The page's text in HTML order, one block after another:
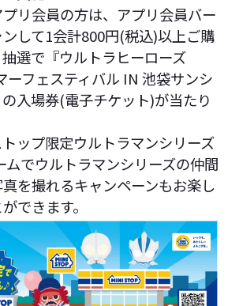
リ会員の方は、アプリ会員バー
して1会計800円(税込)以上ご購
選で『ウルトラヒーローズ
ーフェスティバル IN 池袋サンシ
入場券(電子チケット)が当たり
ップ限定ウルトラマンシリーズ
ムでウルトラマンシリーズの仲間
を撮れるキャンペーンもお楽し
できます。